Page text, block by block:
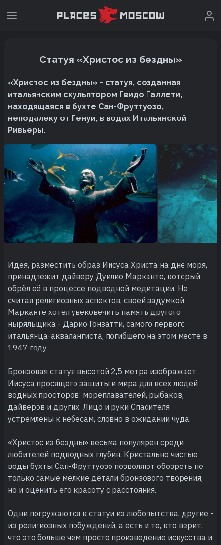
Статуя «Христос из бездны»
«Христос из бездны» - статуя, созданная
итальянским скульптором Гвидо Галлети,
находящаяся в бухте Сан-Фруттуозо,
неподалеку от Генуи, в водах Итальянской
Ривьеры.
Идея, разместить образ Иисуса Христа на дне моря,
принадлежит дайверу Дуилио Марканте, который
обрёл её в процессе подводной медитации. Не
считая религиозных аспектов, своей задумкой
Марканте хотел увековечить память другого
ныряльщика - Дарио Гонзатти, самого первого
итальянца-аквалангиста, погибшего на этом месте в
1947 году.
Бронзовая статуя высотой 2,5 метра изображает
Иисуса просящего защиты и мира для всех людей
водных просторов: мореплавателей, рыбаков,
дайверов и других. Лицо и руки Спасителя
устремлены к небесам, словно в ожидании чуда.
«Христос из бездны» весьма популярен среди
любителей подводных глубин. Кристально чистые
воды бухты Сан-Фруттуозо позволяют обозреть не
только самые мелкие детали бронзового творения,
но и оценить его красоту с расстояния.
Одни погружаются к статуи из любопытства, другие -
из религиозных побуждений, а есть и те, кто верит,
что это больше чем просто произведение искусства и